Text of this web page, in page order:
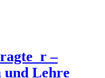
–
und Lehre